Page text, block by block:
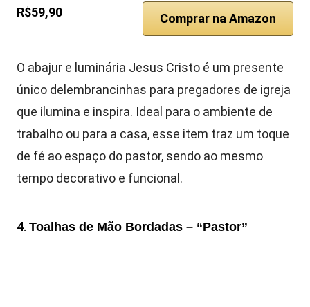
R$59,90 Comprar na Amazon
O abajur e luminária Jesus Cristo é um presente
único delembrancinhas para pregadores de igreja
que ilumina e inspira. Ideal para o ambiente de
trabalho ou para a casa, esse item traz um toque
de fé ao espaço do pastor, sendo ao mesmo
tempo decorativo e funcional.
4. Toalhas de Mão Bordadas – “Pastor”